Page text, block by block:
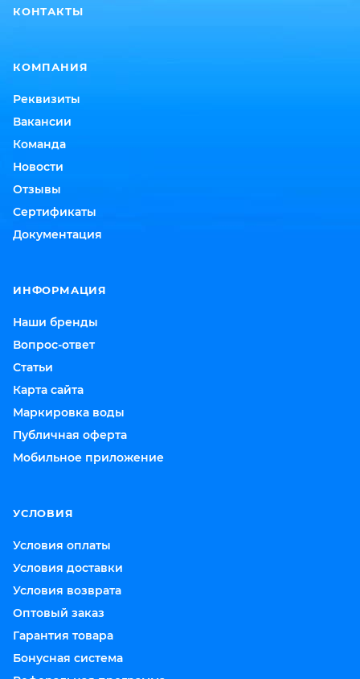
КОНТАКТЫ
КОМПАНИЯ
Реквизиты
Вакансии
Команда
Новости
Отзывы
Сертификаты
Документация
ИНФОРМАЦИЯ
Наши бренды
Вопрос-ответ
Статьи
Карта сайта
Маркировка воды
Публичная оферта
Мобильное приложение
УСЛОВИЯ
Условия оплаты
Условия доставки
Условия возврата
Оптовый заказ
Гарантия товара
Бонусная система